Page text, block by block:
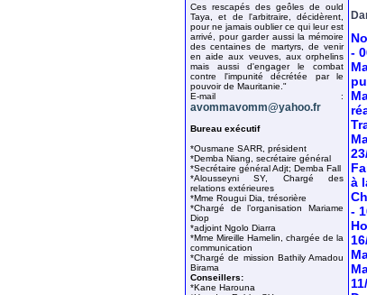
Ces rescapés des geôles de ould
Taya, et de l'arbitraire, décidèrent,
pour ne jamais oublier ce qui leur est
arrivé, pour garder aussi la mémoire
des centaines de martyrs, de venir
en aide aux veuves, aux orphelins
mais aussi d'engager le combat
contre l'impunité décrétée par le
pouvoir de Mauritanie."
E-mail :
avommavomm@yahoo.fr
Bureau exécutif
*Ousmane SARR, président
*Demba Niang, secrétaire général
*Secrétaire général Adjt; Demba Fall
*Alousseyni SY, Chargé des
relations extérieures
*Mme Rougui Dia, trésorière
*Chargé de l’organisation Mariame
Diop
*adjoint Ngolo Diarra
*Mme Mireille Hamelin, chargée de la
communication
*Chargé de mission Bathily Amadou
Birama
Conseillers:
*Kane Harouna
-
à
-